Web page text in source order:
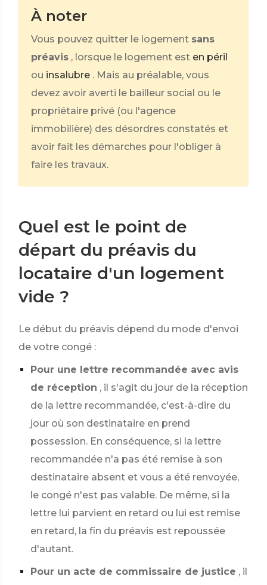
À noter
Vous pouvez quitter le logement sans
préavis , lorsque le logement est en péril
ou insalubre . Mais au préalable, vous
devez avoir averti le bailleur social ou le
propriétaire privé (ou l'agence
immobilière) des désordres constatés et
avoir fait les démarches pour l'obliger à
faire les travaux.
Quel est le point de
départ du préavis du
locataire d'un logement
vide ?
Le début du préavis dépend du mode d'envoi
de votre congé :
Pour une lettre recommandée avec avis
de réception , il s'agit du jour de la réception
de la lettre recommandée, c'est-à-dire du
jour où son destinataire en prend
possession. En conséquence, si la lettre
recommandée n'a pas été remise à son
destinataire absent et vous a été renvoyée,
le congé n'est pas valable. De même, si la
lettre lui parvient en retard ou lui est remise
en retard, la fin du préavis est repoussée
d'autant.
Pour un acte de commissaire de justice , il